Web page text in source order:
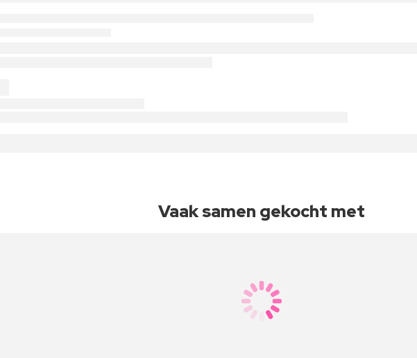
Vaak samen gekocht met